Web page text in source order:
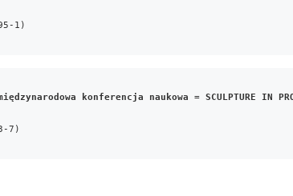
1)
konferencja naukowa = SCULPTURE IN
7)